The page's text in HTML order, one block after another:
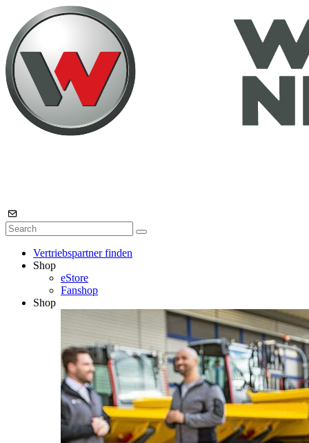
Vertriebspartner finden
Shop
eStore
Fanshop
Shop